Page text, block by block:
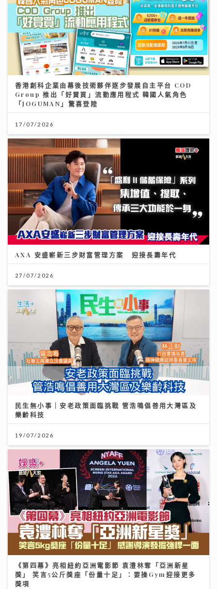
香港創科企業由幕後技術夥伴逐步發展自主平台 COD
Group 推出「好賞買」流動應用程式 韓國人氣角色
「JOGUMAN」驚喜登陸
17/07/2026
AXA 安盛嶄新三步財富管理方案 迎接長壽年代
27/07/2026
民生無小事｜安老政策面臨挑戰 管浩鳴倡善用大灣區及
樂齡科技
19/07/2026
《第四幕》亮相紐約亞洲電影節 袁澧林奪「亞洲新星
獎」 笑言5公斤獎座「份量十足」：要操Gym迎接更多
獎項